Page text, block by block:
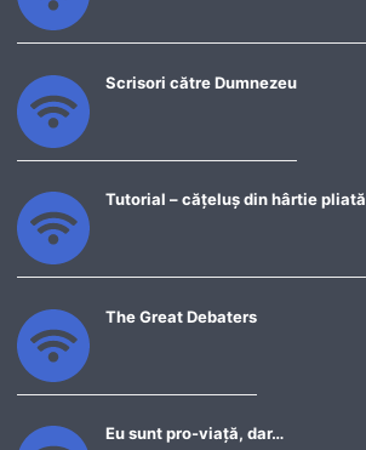
Scrisori către Dumnezeu
Tutorial – cățeluș din hârtie pliată
The Great Debaters
Eu sunt pro-viață, dar…